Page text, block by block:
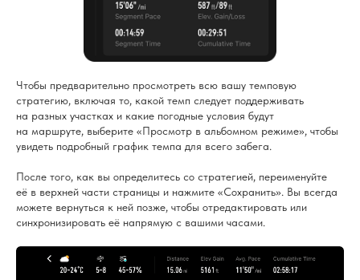
Чтобы предварительно просмотреть всю вашу темповую
стратегию, включая то, какой темп следует поддерживать
на разных участках и какие погодные условия будут
на маршруте, выберите «Просмотр в альбомном режиме», чтобы
увидеть подробный график темпа для всего забега.
После того, как вы определитесь со стратегией, переименуйте
её в верхней части страницы и нажмите «Сохранить». Вы всегда
можете вернуться к ней позже, чтобы отредактировать или
синхронизировать её напрямую с вашими часами.